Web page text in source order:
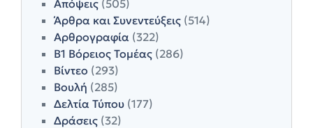
Απόψεις (505)
Άρθρα και Συνεντεύξεις (514)
Αρθρογραφία (322)
Β1 Βόρειος Τομέας (286)
Βίντεο (293)
Βουλή (285)
Δελτία Τύπου (177)
Δράσεις (32)